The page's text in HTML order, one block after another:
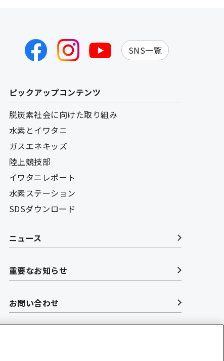
SNS一覧
ピックアップコンテンツ
脱炭素社会に向けた取り組み
水素とイワタニ
ガスエネキッズ
陸上競技部
イワタニレポート
水素ステーション
SDSダウンロード
ニュース
重要なお知らせ
お問い合わせ